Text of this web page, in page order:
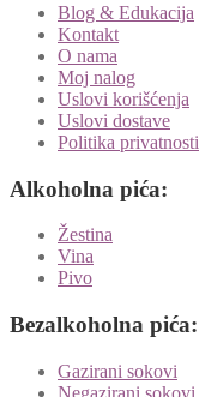
Blog & Edukacija
Kontakt
O nama
Moj nalog
Uslovi korišćenja
Uslovi dostave
Politika privatnosti
Alkoholna pića:
Žestina
Vina
Pivo
Bezalkoholna pića:
Gazirani sokovi
Negazirani sokovi